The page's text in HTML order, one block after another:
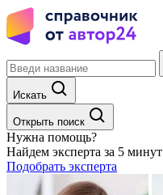
Искать
Открыть поиск
Нужна помощь?
Найдем эксперта за 5 минут
Подобрать эксперта